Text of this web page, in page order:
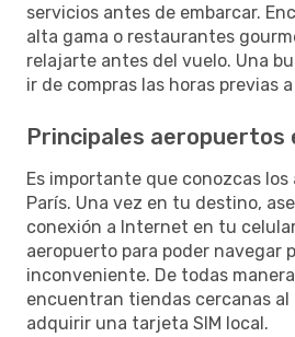
servicios antes de embarcar.
alta gama o restaurantes
relajarte antes del vuelo. Una
ir de compras las horas previas
Principales aeropuertos
Es importante que conozcas
París. Una vez en tu destino,
conexión a Internet en tu
aeropuerto para poder navegar
inconveniente. De todas
encuentran tiendas cercanas
adquirir una tarjeta SIM local.